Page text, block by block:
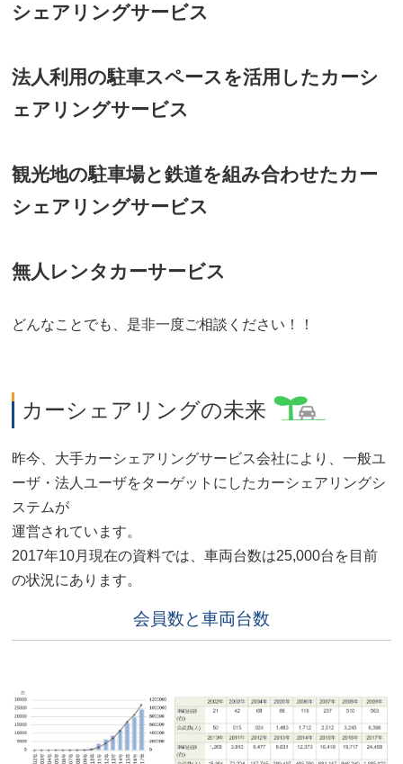
シェアリングサービス
法人利用の駐車スペースを活用したカーシ
ェアリングサービス
観光地の駐車場と鉄道を組み合わせたカー
シェアリングサービス
無人レンタカーサービス
どんなことでも、是非一度ご相談ください！！
カーシェアリングの未来
昨今、大手カーシェアリングサービス会社により、一般ユ
ーザ・法人ユーザをターゲットにしたカーシェアリングシ
ステムが
運営されています。
2017年10月現在の資料では、車両台数は25,000台を目前
の状況にあります。
会員数と車両台数